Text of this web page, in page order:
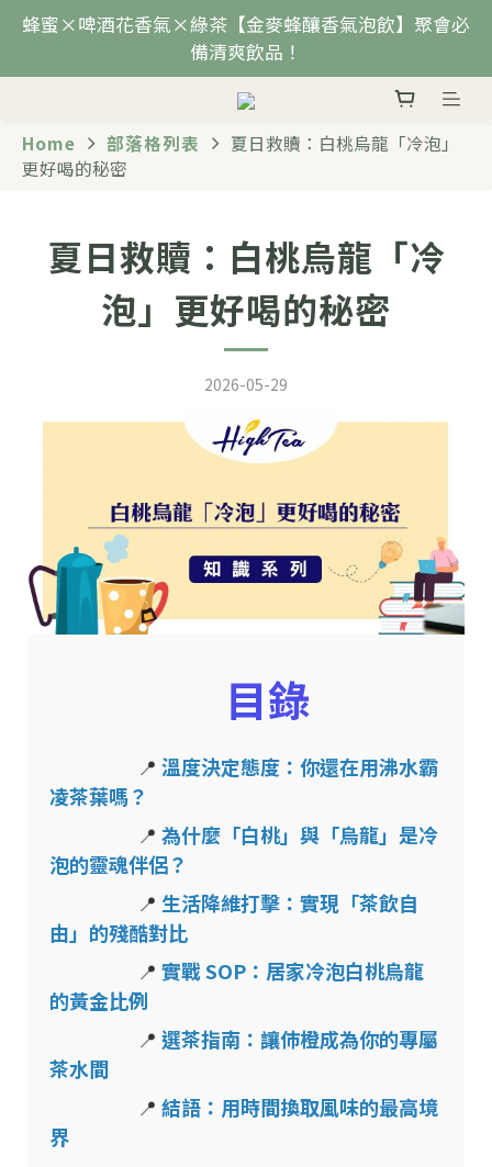
蜂蜜×啤酒花香氣×綠茶【金麥蜂釀香氣泡飲】聚會必
備清爽飲品！
Home 部落格列表
夏日救贖：白桃烏龍「冷泡」
更好喝的秘密
夏日救贖：白桃烏龍「冷
泡」更好喝的秘密
2026-05-29
目錄
📍 溫度決定態度：你還在用沸水霸
凌茶葉嗎？
📍 為什麼「白桃」與「烏龍」是冷
泡的靈魂伴侶？
📍 生活降維打擊：實現「茶飲自
由」的殘酷對比
📍 實戰 SOP：居家冷泡白桃烏龍
的黃金比例
📍 選茶指南：讓伂橙成為你的專屬
茶水間
📍 結語：用時間換取風味的最高境
界